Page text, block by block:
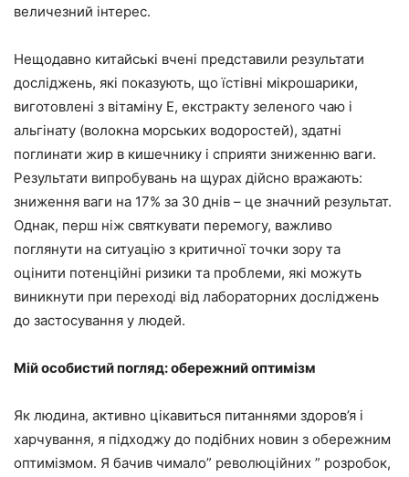
величезний інтерес.
Нещодавно китайські вчені представили результати
досліджень, які показують, що їстівні мікрошарики,
виготовлені з вітаміну Е, екстракту зеленого чаю і
альгінату (волокна морських водоростей), здатні
поглинати жир в кишечнику і сприяти зниженню ваги.
Результати випробувань на щурах дійсно вражають:
зниження ваги на 17% за 30 днів – це значний результат.
Однак, перш ніж святкувати перемогу, важливо
поглянути на ситуацію з критичної точки зору та
оцінити потенційні ризики та проблеми, які можуть
виникнути при переході від лабораторних досліджень
до застосування у людей.
Мій особистий погляд: обережний оптимізм
Як людина, активно цікавиться питаннями здоров’я і
харчування, я підходжу до подібних новин з обережним
оптимізмом. Я бачив чимало” революційних ” розробок,